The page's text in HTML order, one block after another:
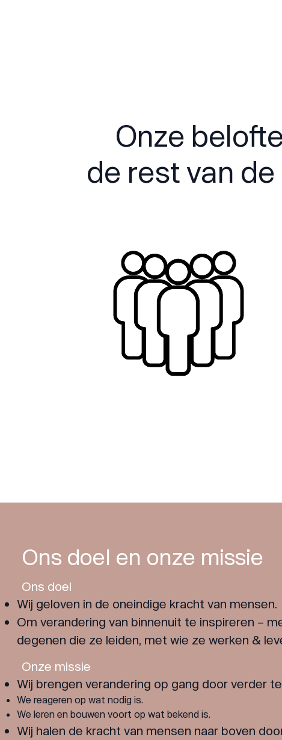
Onze
de rest van
Ons doel en onze missie
Ons doel
Wij geloven in de oneindige kracht van mensen.
Om verandering van binnenuit te inspireren –
degenen die ze leiden, met wie ze werken &
Onze missie
Wij brengen verandering op gang door verder
We reageren op wat nodig is.
We leren en bouwen voort op wat bekend is.
Wij halen de kracht van mensen naar boven